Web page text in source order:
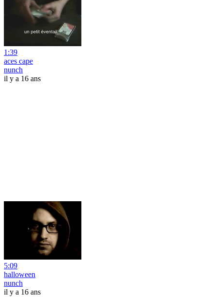
1:39
aces cape
nunch
il y a 16 ans
5:09
halloween
nunch
il y a 16 ans